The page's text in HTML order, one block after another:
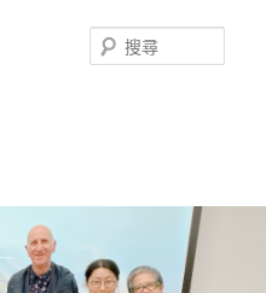
尋